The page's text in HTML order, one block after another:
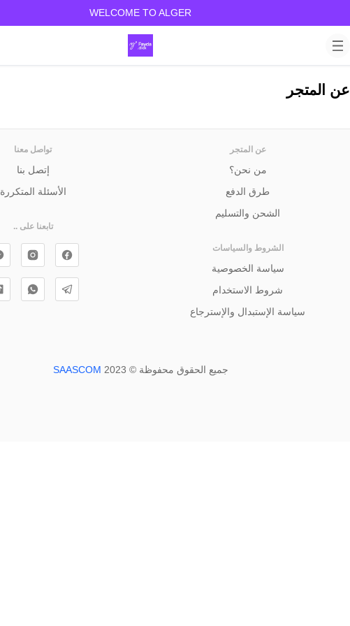
WELCOME TO ALGER
عن المتجر
عن المتجر
من نحن؟
طرق الدفع
الشحن والتسليم
الشروط والسياسات
سياسة الخصوصية
شروط الاستخدام
سياسة الإستبدال والإسترجاع
تواصل معنا
إتصل بنا
الأسئلة المتكررة
تابعنا على ..
جميع الحقوق محفوظة © 2023 SAASCOM